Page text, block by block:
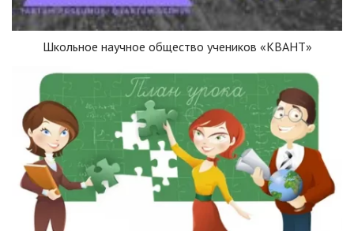
Школьное научное общество учеников «КВАНТ»